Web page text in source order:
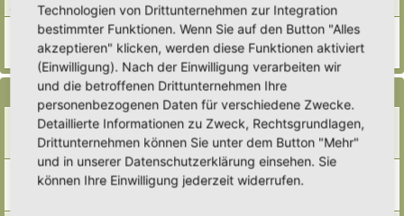
Antworten:1
Vorstellung Regionale Gruppen
Letzter Beitrag vonSteffi «So 28. Mai 2023, 19:52
Antworten:
Themen
Hortus-Netzwerk Hoher Norden
Letzter Beitrag von GrizzlyimGarten
Di 12. Mai 2026, 21:15
Antworten:6
Hortus-Netzwerk-Region Unterfranken
Letzter Beitrag vonGartenfreund« So 15. Jun 2025, 05:54
Technologien von Drittunternehmen zur Integration
bestimmter Funktionen. Wenn Sie auf den Button "Alles
akzeptieren" klicken, werden diese Funktionen aktiviert
(Einwilligung). Nach der Einwilligung verarbeiten wir
und die betroffenen Drittunternehmen Ihre
personenbezogenen Daten für verschiedene Zwecke.
Detaillierte Informationen zu Zweck, Rechtsgrundlagen,
Drittunternehmen können Sie unter dem Button "Mehr"
und in unserer Datenschutzerklärung einsehen. Sie
können Ihre Einwilligung jederzeit widerrufen.